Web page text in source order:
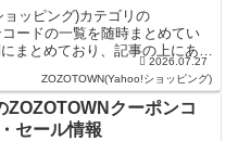
ッピング)カテゴリの
ードの一覧を随時まとめてい
まとめており、記事の上にある
2026.07.27
ZOZOTOWN(Yahoo!ショッピング)
ZOZOTOWNクーポンコ
セール情報